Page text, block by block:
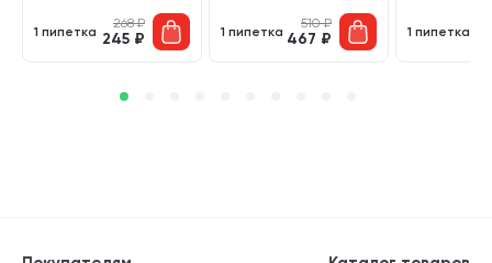
1 пипетка
268₽
245 ₽ 1 пипетка
510₽
467 ₽ 1 пипетка